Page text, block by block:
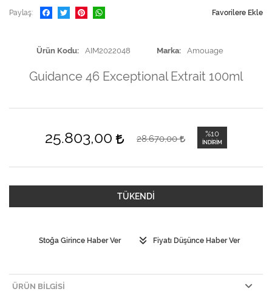
Paylaş Favorilere Ekle
Ürün Kodu AIM2022048 Marka Amouage
Guidance 46 Exceptional Extrait 100ml
25.803,00 28.670,00 %10
İNDIRIM
TÜKENDİ
Stoğa Girince Haber Ver Fiyatı Düşünce Haber Ver
ÜRÜN BILGISI